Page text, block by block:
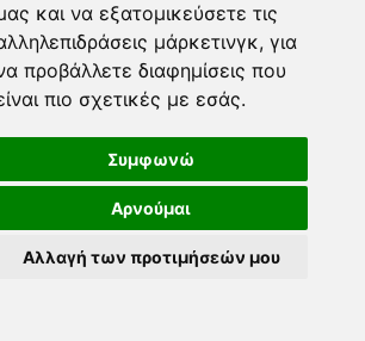
και να εξατομικεύσετε τις
μάρκετινγκ, για
προβάλλετε διαφημίσεις που
πιο σχετικές με εσάς.
Συμφωνώ
Αρνούμαι
Αλλαγή των προτιμήσεών μου